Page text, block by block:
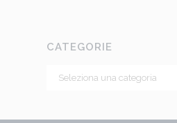
CATEGORIE